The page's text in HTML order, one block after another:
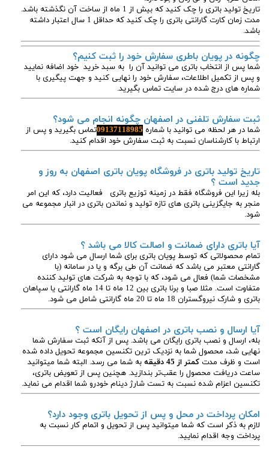
تاریخ تولید باتری را چک کنید که بیش از 1 ماه از ساخت آن نگذشته باشد.
مدت زمان کارت گارانتی باتری را چک کنید که حداقل 1 سال اعتبار داشته
باشد.
چگونه در پویان باطری سفارش خود را ثبت کنیم؟
شما پس از انتخاب باتری می توانید آن را به سبد خرید خود اضافه نمایید
و پس از تکمیل اطلاعات، سفارش خود را نهایی کنید و جهت پیگیری با
شماره های درج شده در سایت تماس بگیرید.
ثبت سفارش تلفنی در اصفهان چگونه انجام می شود؟
شما در هر لحظه می توانید با شماره 09137118985تماس بگیرید و پس از
ارتباط با کارشناسان نسبت به ثبت سفارش خود اقدام کنید.
تاریخ تولید باتری در فروشگاه پویان باتری اصفهان به روز و
جدید است ؟
بله زیرا این فروشگاه فقط در زمینه توزیع باتری فعالیت دارد، که این امر
منجر به جایگزینی باتری های تازه تولید و نماندن باتری در انبار مجموعه می
شود.
آیا باتری دارای ضمانت و اصالت کالا می باشد ؟
تمام محصولاتی که توسط پویان باتری برای شما ارسال می شود دارای
گارانتی معتبر می باشد که ضمانت آن طی برگه و یا در سامانه (با
مشخصات شما) فعال می شود، که با توجه به شرکت های تولید کننده
متفاوت است. مثلا صبا و برنا باتری بین 12 ماه تا 14 ماه گارانتی یا سپاهان
باتری و شارک نیروگستران 18 ماه تا 20 ماه گارانتی شامل می شود.
آیا ارسال و نصب باتری در اصفهان رایگان است ؟
بله، ارسال و نصب باتری رایگان می باشد. پس از آنکه ثبت سفارش شما
نهایی شد، محصول شما به نزدیک ترین تکنسین مجموعه تحویل داده شده
است و ظرف مدت کمتر از 45 دقیقه
به شما می رسد. البته شما میتوانید
ساعت دریافت محصول را عقب‌تر بندازید. هچنین پس از تعویض باتری،
تکنسین اعزام شده نسبت به تست شارژ دینام خودرو شما اقدام می نماید.
امکان پرداخت در محل و پس از تحویل باتری وجود دارد؟
لازم به ذکر است که شما میتوانید پس از تحویل و اتمام کار نسبت به
پرداخت وجه اقدام نمایید.